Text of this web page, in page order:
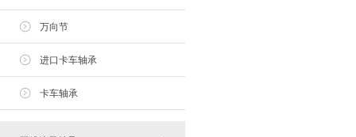
万向节
进口卡车轴承
卡车轴承